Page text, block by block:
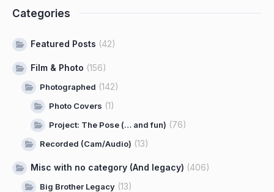
Categories
Featured Posts (42)
Film & Photo (156)
Photographed (142)
Photo Covers (1)
Project: The Pose (… and fun) (76)
Recorded (Cam/Audio) (13)
Misc with no category (And legacy) (406)
Big Brother Legacy (13)